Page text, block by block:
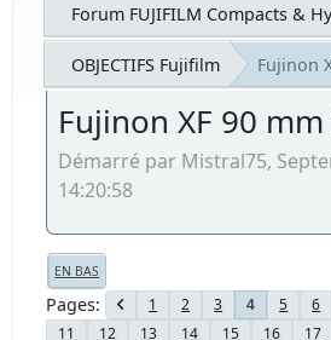
Forum FUJIFILM Compacts &
OBJECTIFS Fujifilm Fujinon
Fujinon XF 90
Démarré par Mistral75,
14:20:58
EN BAS
Pages 1 2 3 4 5 6
11
12 13 14 15 16 17